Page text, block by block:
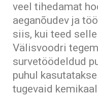
veel tihedamat
aeganõudev ja
siis, kui teed
Välisvoodri
survetöödeldud
puhul
tugevaid